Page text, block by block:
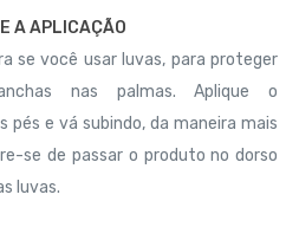
A APLICAÇÃO
se você usar luvas, para proteger
nas palmas. Aplique o
e vá subindo, da maneira mais
se de passar o produto no dorso
luvas.